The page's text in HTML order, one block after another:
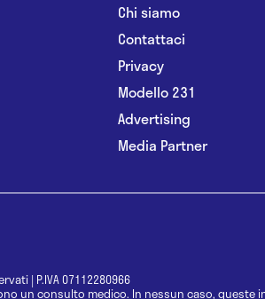
Chi siamo
Contattaci
Privacy
Modello 231
Advertising
Media Partner
| P.IVA 07112280966
un consulto medico. In nessun caso,